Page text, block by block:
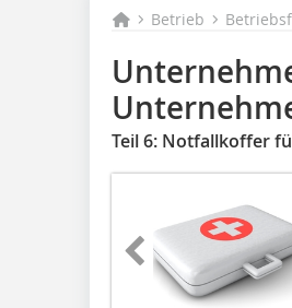
Betrieb
Teil 6: Notfallkoffer